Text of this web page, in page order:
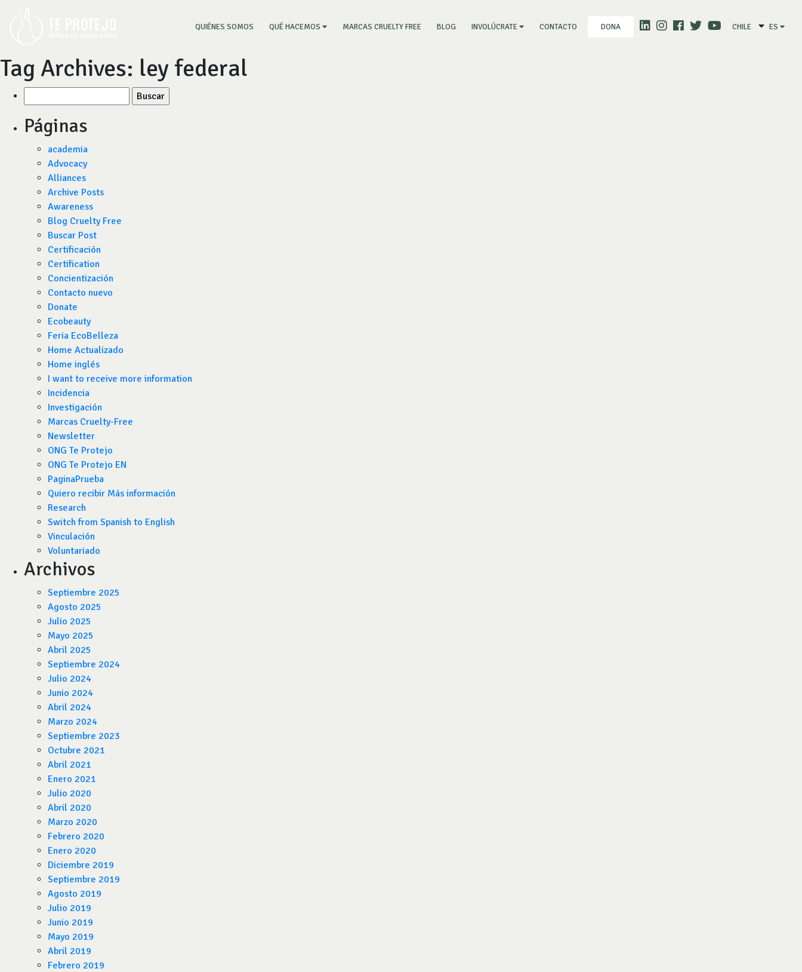
QUIÉNES SOMOS (CURRENT)
QUÉ HACEMOS MARCAS CRUELTY FREE BLOG INVOLÚCRATE CONTACTO DONA CHILE ES
Tag Archives: ley federal
por:
Páginas
academia
Advocacy
Alliances
Archive Posts
Awareness
Blog Cruelty Free
Buscar Post
Certificación
Certification
Concientización
Contacto nuevo
Donate
Ecobeauty
Feria EcoBelleza
Home Actualizado
Home inglés
I want to receive more information
Incidencia
Investigación
Marcas Cruelty-Free
Newsletter
ONG Te Protejo
ONG Te Protejo EN
PaginaPrueba
Quiero recibir Más información
Research
Switch from Spanish to English
Vinculación
Voluntariado
Archivos
Septiembre 2025
Agosto 2025
Julio 2025
Mayo 2025
Abril 2025
Septiembre 2024
Julio 2024
Junio 2024
Abril 2024
Marzo 2024
Septiembre 2023
Octubre 2021
Abril 2021
Enero 2021
Julio 2020
Abril 2020
Marzo 2020
Febrero 2020
Enero 2020
Diciembre 2019
Septiembre 2019
Agosto 2019
Julio 2019
Junio 2019
Mayo 2019
Abril 2019
Febrero 2019